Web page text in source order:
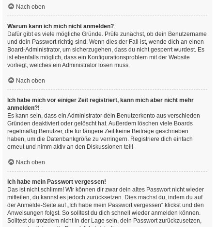
Nach oben
Warum kann ich mich nicht anmelden?
Dafür gibt es viele mögliche Gründe. Prüfe zunächst, ob dein Benutzername
und dein Passwort richtig sind. Wenn dies der Fall ist, wende dich an einen
Board-Administrator, um sicherzugehen, dass du nicht gesperrt wurdest. Es
ist ebenfalls möglich, dass ein Konfigurationsproblem mit der Website
vorliegt, welches ein Administrator lösen muss.
Nach oben
Ich habe mich vor einiger Zeit registriert, kann mich aber nicht mehr
anmelden?!
Es kann sein, dass ein Administrator dein Benutzerkonto aus verschieden
Gründen deaktiviert oder gelöscht hat. Außerdem löschen viele Boards
regelmäßig Benutzer, die für längere Zeit keine Beiträge geschrieben
haben, um die Datenbankgröße zu verringern. Registriere dich einfach
erneut und nimm aktiv an den Diskussionen teil!
Nach oben
Ich habe mein Passwort vergessen!
Das ist nicht schlimm! Wir können dir zwar dein altes Passwort nicht wieder
mitteilen, du kannst es jedoch zurücksetzen. Dies machst du, indem du auf
der Anmelde-Seite auf „Ich habe mein Passwort vergessen“ klickst und den
Anweisungen folgst. So solltest du dich schnell wieder anmelden können.
Solltest du trotzdem nicht in der Lage sein, dein Passwort zurückzusetzen,